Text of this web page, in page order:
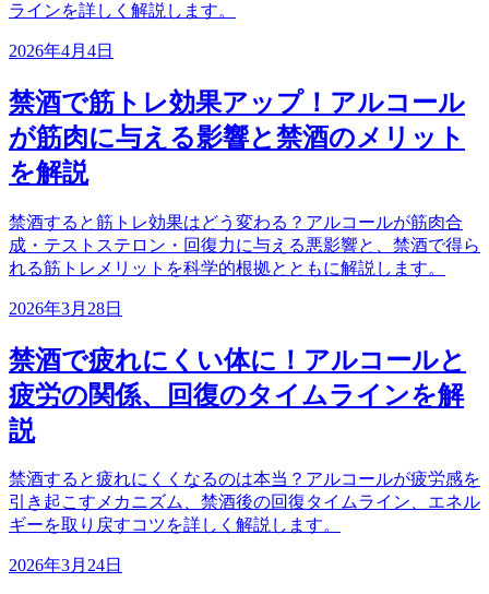
ラインを詳しく解説します。
2026年4月4日
禁酒で筋トレ効果アップ！アルコール
が筋肉に与える影響と禁酒のメリット
を解説
禁酒すると筋トレ効果はどう変わる？アルコールが筋肉合
成・テストステロン・回復力に与える悪影響と、禁酒で得ら
れる筋トレメリットを科学的根拠とともに解説します。
2026年3月28日
禁酒で疲れにくい体に！アルコールと
疲労の関係、回復のタイムラインを解
説
禁酒すると疲れにくくなるのは本当？アルコールが疲労感を
引き起こすメカニズム、禁酒後の回復タイムライン、エネル
ギーを取り戻すコツを詳しく解説します。
2026年3月24日